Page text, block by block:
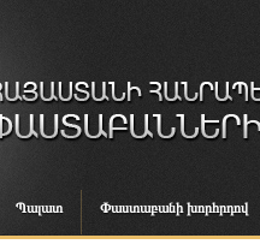
Պալատ Փաստաբանի խորհրդով